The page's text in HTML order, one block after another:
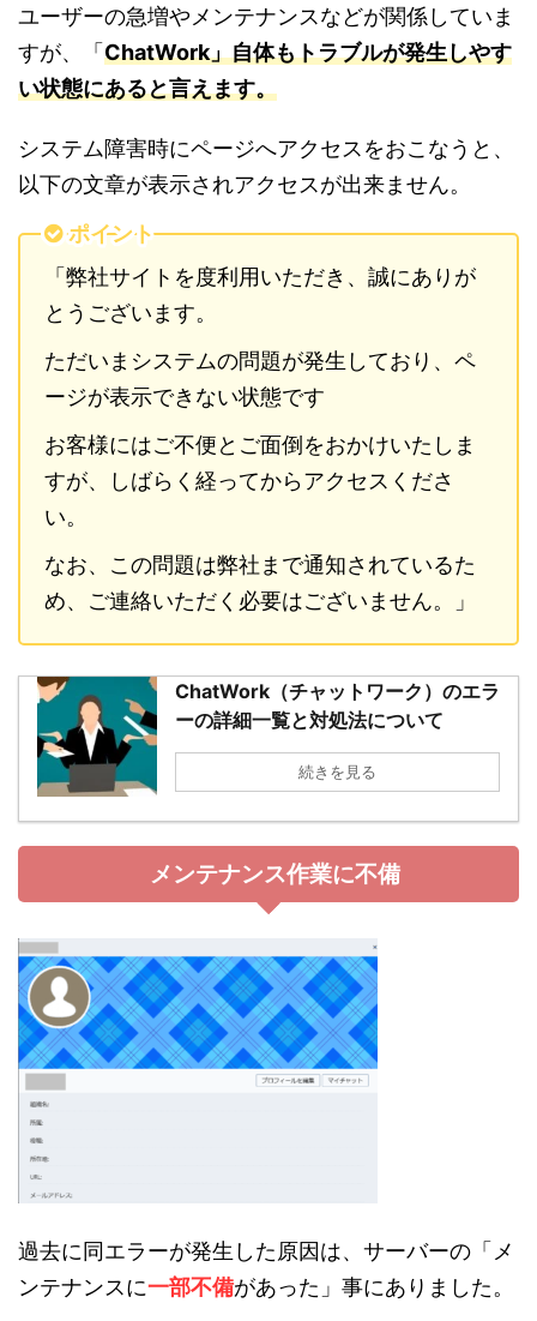
ユーザーの急増やメンテナンスなどが関係していま
すが、「ChatWork」自体もトラブルが発生しやす
い状態にあると言えます。
システム障害時にページへアクセスをおこなうと、
以下の文章が表示されアクセスが出来ません。
ポイント
「弊社サイトを度利用いただき、誠にありが
とうございます。
ただいまシステムの問題が発生しており、ペ
ージが表示できない状態です
お客様にはご不便とご面倒をおかけいたしま
すが、しばらく経ってからアクセスくださ
い。
なお、この問題は弊社まで通知されているた
め、ご連絡いただく必要はございません。」
ChatWork（チャットワーク）のエラ
ーの詳細一覧と対処法について
続きを見る
メンテナンス作業に不備
過去に同エラーが発生した原因は、サーバーの「メ
ンテナンスに一部不備があった」事にありました。